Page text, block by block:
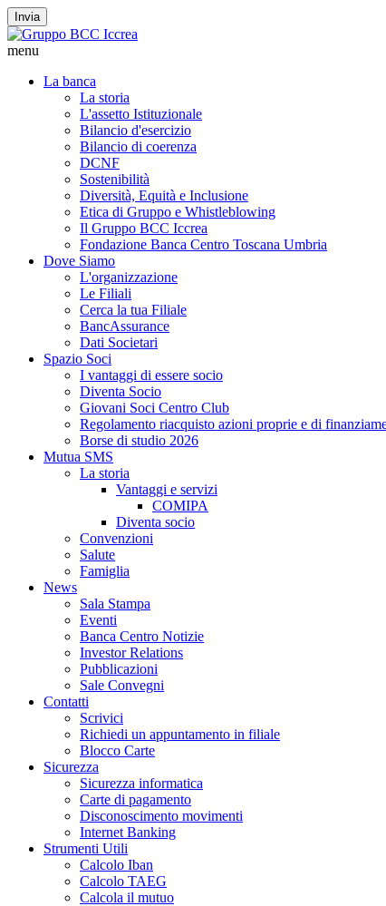
Invia
menu
La banca
La storia
L'assetto Istituzionale
Bilancio d'esercizio
Bilancio di coerenza
DCNF
Sostenibilità
Diversità, Equità e Inclusione
Etica di Gruppo e Whistleblowing
Il Gruppo BCC Iccrea
Fondazione Banca Centro Toscana Umbria
Dove Siamo
L'organizzazione
Le Filiali
Cerca la tua Filiale
BancAssurance
Dati Societari
Spazio Soci
I vantaggi di essere socio
Diventa Socio
Giovani Soci Centro Club
Regolamento riacquisto azioni proprie e di
Borse di studio 2026
Mutua SMS
La storia
Vantaggi e servizi
COMIPA
Diventa socio
Convenzioni
Salute
Famiglia
News
Sala Stampa
Eventi
Banca Centro Notizie
Investor Relations
Pubblicazioni
Sale Convegni
Contatti
Scrivici
Richiedi un appuntamento in filiale
Blocco Carte
Sicurezza
Sicurezza informatica
Carte di pagamento
Disconoscimento movimenti
Internet Banking
Strumenti Utili
Calcolo Iban
Calcolo TAEG
Calcola il mutuo